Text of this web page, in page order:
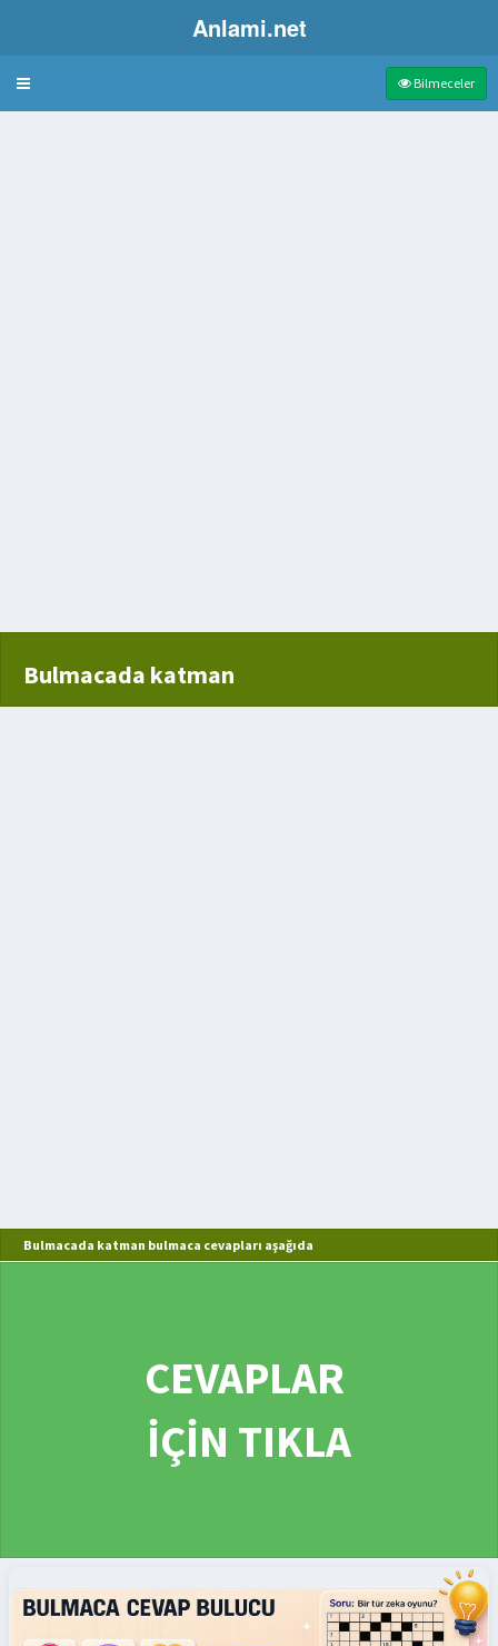
Anlami.net
Bulmaca Bilmeceler
Bulmacada katman
Bulmacada katman bulmaca cevapları aşağıda
CEVAPLAR
İÇİN TIKLA